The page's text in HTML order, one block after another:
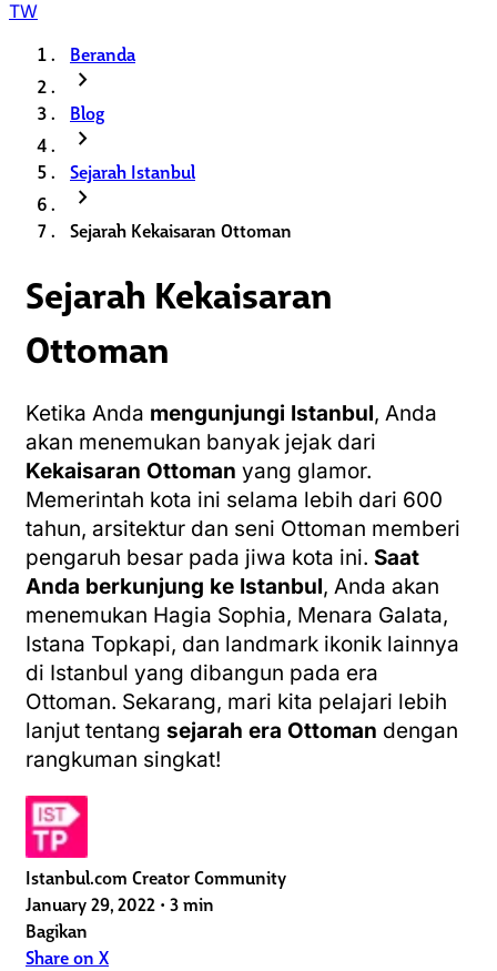
TW
Beranda
chevron_right
Blog
chevron_right
Sejarah Istanbul
chevron_right
Sejarah Kekaisaran Ottoman
Sejarah Kekaisaran
Ottoman
Ketika Anda mengunjungi Istanbul, Anda
akan menemukan banyak jejak dari
Kekaisaran Ottoman yang glamor.
Memerintah kota ini selama lebih dari 600
tahun, arsitektur dan seni Ottoman memberi
pengaruh besar pada jiwa kota ini. Saat
Anda berkunjung ke Istanbul, Anda akan
menemukan Hagia Sophia, Menara Galata,
Istana Topkapi, dan landmark ikonik lainnya
di Istanbul yang dibangun pada era
Ottoman. Sekarang, mari kita pelajari lebih
lanjut tentang sejarah era Ottoman dengan
rangkuman singkat!
Istanbul.com Creator Community
January 29, 2022 • 3 min
Bagikan
Share on X